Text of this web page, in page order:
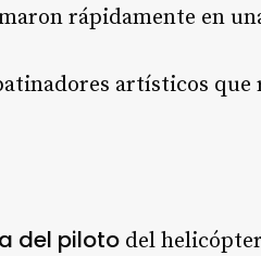
rápidamente en
artísticos que
del piloto del